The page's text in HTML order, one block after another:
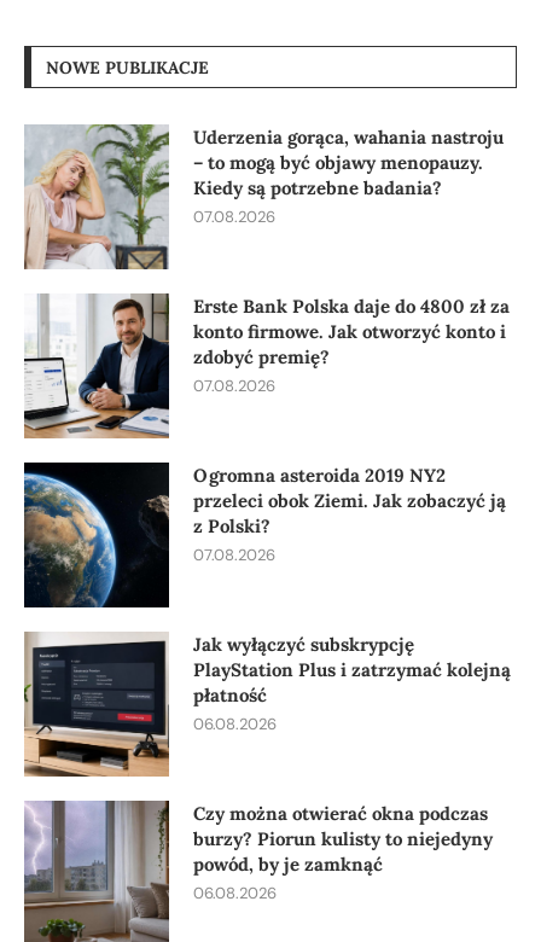
NOWE PUBLIKACJE
Uderzenia gorąca, wahania nastroju
– to mogą być objawy menopauzy.
Kiedy są potrzebne badania?
07.08.2026
Erste Bank Polska daje do 4800 zł za
konto firmowe. Jak otworzyć konto i
zdobyć premię?
07.08.2026
Ogromna asteroida 2019 NY2
przeleci obok Ziemi. Jak zobaczyć ją
z Polski?
07.08.2026
Jak wyłączyć subskrypcję
PlayStation Plus i zatrzymać kolejną
płatność
06.08.2026
Czy można otwierać okna podczas
burzy? Piorun kulisty to niejedyny
powód, by je zamknąć
06.08.2026